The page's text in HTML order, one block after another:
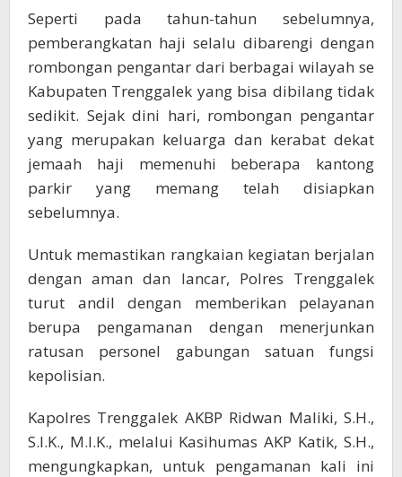
Seperti pada tahun-tahun sebelumnya,
pemberangkatan haji selalu dibarengi dengan
rombongan pengantar dari berbagai wilayah se
Kabupaten Trenggalek yang bisa dibilang tidak
sedikit. Sejak dini hari, rombongan pengantar
yang merupakan keluarga dan kerabat dekat
jemaah haji memenuhi beberapa kantong
parkir yang memang telah disiapkan
sebelumnya.
Untuk memastikan rangkaian kegiatan berjalan
dengan aman dan lancar, Polres Trenggalek
turut andil dengan memberikan pelayanan
berupa pengamanan dengan menerjunkan
ratusan personel gabungan satuan fungsi
kepolisian.
Kapolres Trenggalek AKBP Ridwan Maliki, S.H.,
S.I.K., M.I.K., melalui Kasihumas AKP Katik, S.H.,
mengungkapkan, untuk pengamanan kali ini